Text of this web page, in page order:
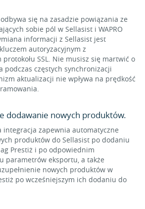
się na zasadzie powiązania ze
sobie pól w Sellasist i WAPRO
informacji z Sellasist jest
autoryzacyjnym z
SSL. Nie musisz się martwić o
podczas częstych synchronizacji
aktualizacji nie wpływa na prędkość
dodawanie nowych produktów.
integracja zapewnia automatyczne
produktów do Sellasist po dodaniu
Prestiż i po odpowiednim
parametrów eksportu, a także
nowych produktów w
po wcześniejszym ich dodaniu do